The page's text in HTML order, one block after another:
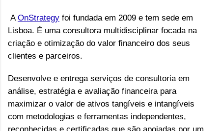
A OnStrategy foi fundada em 2009 e tem sede em
Lisboa. É uma consultora multidisciplinar focada na
criação e otimização do valor financeiro dos seus
clientes e parceiros.
Desenvolve e entrega serviços de consultoria em
análise, estratégia e avaliação financeira para
maximizar o valor de ativos tangíveis e intangíveis
com metodologias e ferramentas independentes,
reconhecidas e certificadas que são apoiadas por um